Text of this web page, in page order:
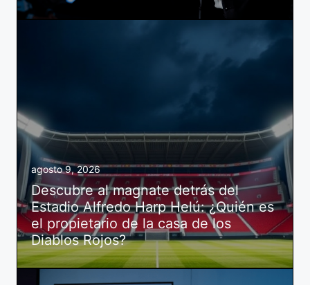
agosto 9, 2026
Descubre al magnate detrás del
Estadio Alfredo Harp Helú: ¿Quién es
el propietario de la casa de los
Diablos Rojos?